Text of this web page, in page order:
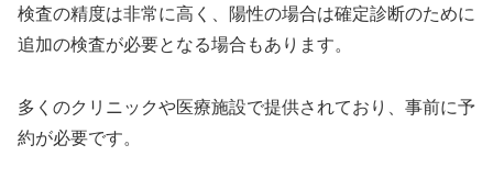
検査の精度は非常に高く、陽性の場合は確定診断のために
追加の検査が必要となる場合もあります。
多くのクリニックや医療施設で提供されており、事前に予
約が必要です。